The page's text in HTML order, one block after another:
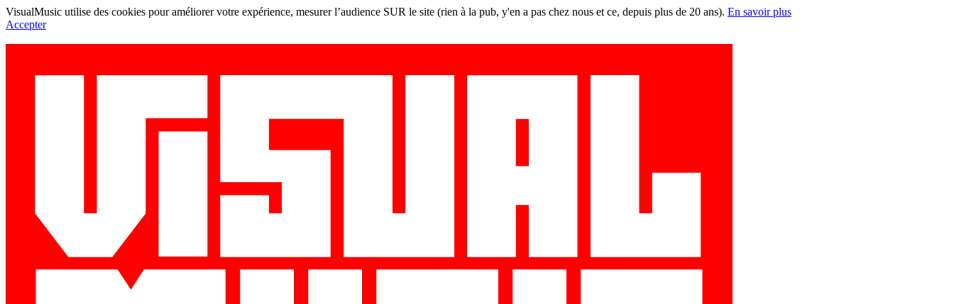
VisualMusic utilise des cookies pour améliorer votre expérience, mesurer l’audience SUR le site (rien à la pub, y'en a pas chez nous et ce, depuis plus de 20 ans). En savoir plus
Accepter